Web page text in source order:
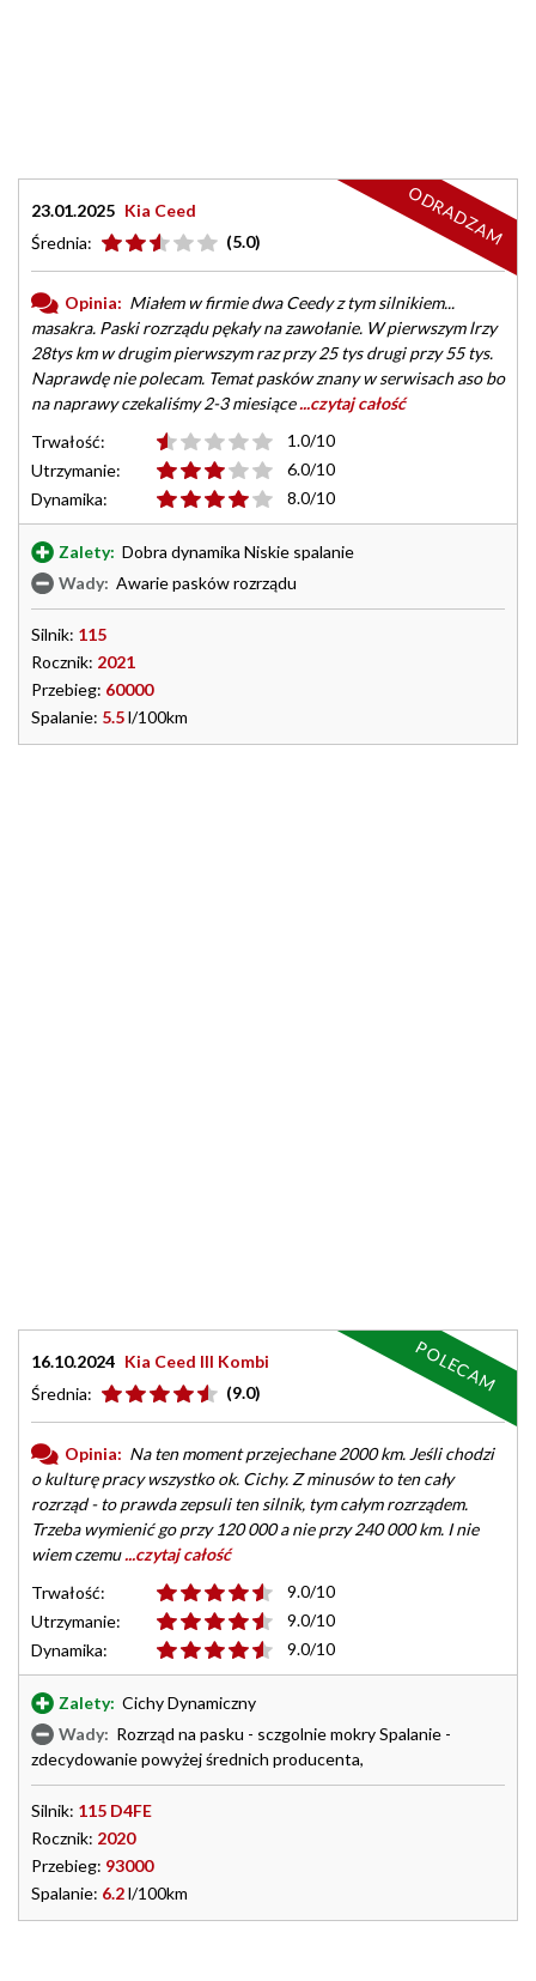
23.01.2025 Kia Ceed
Średnia:
(5.0)
Opinia: Miałem w firmie dwa Ceedy z tym silnikiem...
masakra. Paski rozrządu pękały na zawołanie. W pierwszym lrzy
28tys km w drugim pierwszym raz przy 25 tys drugi przy 55 tys.
Naprawdę nie polecam. Temat pasków znany w serwisach aso bo
na naprawy czekaliśmy 2-3 miesiące...czytaj całość
Trwałość:
1.0/10
Utrzymanie:
6.0/10
Dynamika:
8.0/10
Zalety: Dobra dynamika Niskie spalanie
Wady: Awarie pasków rozrządu
Silnik: 115
Rocznik: 2021
Przebieg: 60000
Spalanie: 5.5l/100km
ODRADZAM
16.10.2024 Kia Ceed III Kombi
Średnia:
(9.0)
Opinia: Na ten moment przejechane 2000 km. Jeśli chodzi
o kulturę pracy wszystko ok. Cichy. Z minusów to ten cały
rozrząd - to prawda zepsuli ten silnik, tym całym rozrządem.
Trzeba wymienić go przy 120 000 a nie przy 240 000 km. I nie
wiem czemu...czytaj całość
Trwałość:
9.0/10
Utrzymanie:
9.0/10
Dynamika:
9.0/10
Zalety: Cichy Dynamiczny
Wady: Rozrząd na pasku - sczgolnie mokry Spalanie -
zdecydowanie powyżej średnich producenta,
Silnik: 115 D4FE
Rocznik: 2020
Przebieg: 93000
Spalanie: 6.2l/100km
POLECAM